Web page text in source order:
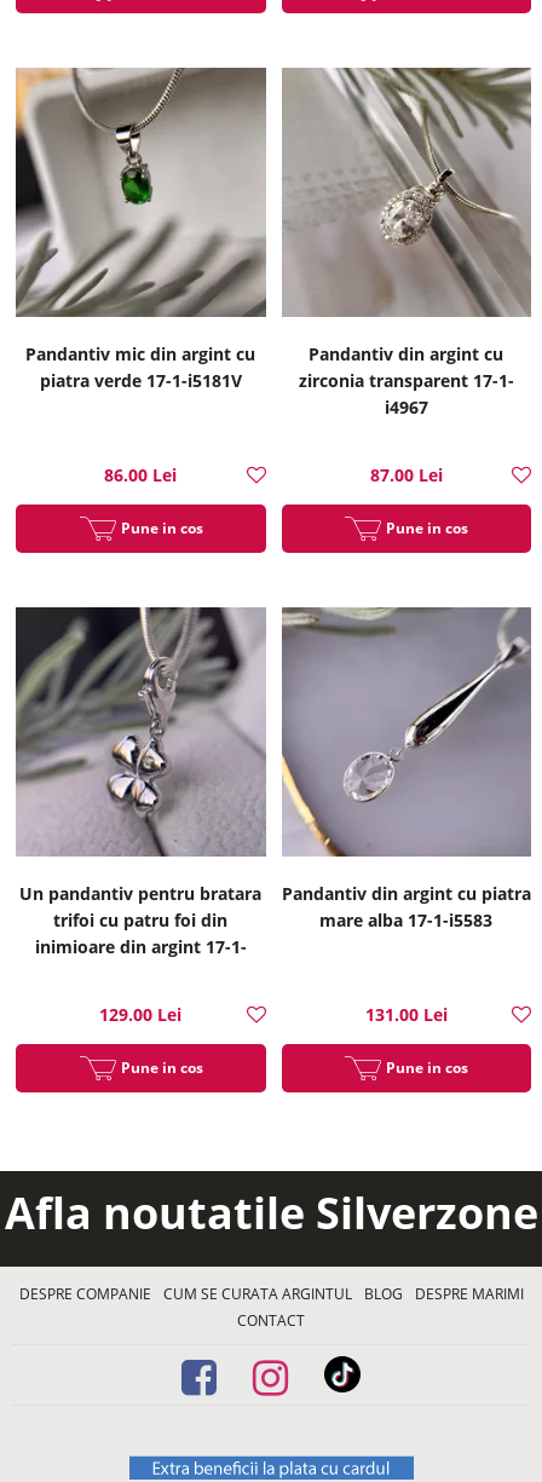
Pandantiv mic din argint cu
piatra verde 17-1-i5181V
86.00 Lei
Pune in cos
Pandantiv din argint cu
zirconia transparent 17-1-
i4967
87.00 Lei
Pune in cos
Un pandantiv pentru bratara
trifoi cu patru foi din
inimioare din argint 17-1-
129.00 Lei
Pune in cos
Pandantiv din argint cu piatra
mare alba 17-1-i5583
131.00 Lei
Pune in cos
Afla noutatile Silverzone
DESPRE COMPANIE CUM SE CURATA ARGINTUL BLOG
DESPRE MARIMI
CONTACT